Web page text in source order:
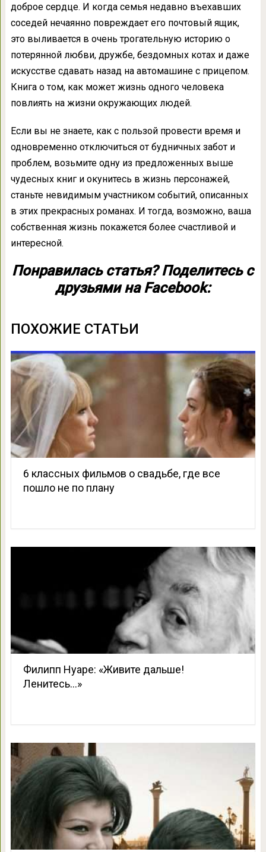
доброе сердце. И когда семья недавно въехавших
соседей нечаянно повреждает его почтовый ящик,
это выливается в очень трогательную историю о
потерянной любви, дружбе, бездомных котах и даже
искусстве сдавать назад на автомашине с прицепом.
Книга о том, как может жизнь одного человека
повлиять на жизни окружающих людей.
Если вы не знаете, как с пользой провести время и
одновременно отключиться от будничных забот и
проблем, возьмите одну из предложенных выше
чудесных книг и окунитесь в жизнь персонажей,
станьте невидимым участником событий, описанных
в этих прекрасных романах. И тогда, возможно, ваша
собственная жизнь покажется более счастливой и
интересной.
Понравилась статья? Поделитесь с
друзьями на Facebook:
ПОХОЖИЕ СТАТЬИ
6 классных фильмов о свадьбе, где все
пошло не по плану
Филипп Нуаре: «Живите дальше!
Ленитесь…»